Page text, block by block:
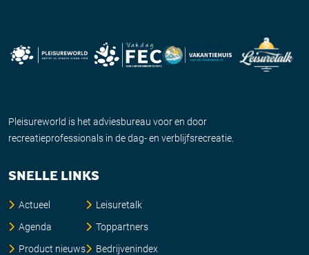
Pleisureworld is het adviesbureau voor en door
recreatieprofessionals in de dag- en verblijfsrecreatie.
SNELLE LINKS
Actueel
Agenda
Product nieuws
Leisuretalk
Toppartners
Bedrijvenindex